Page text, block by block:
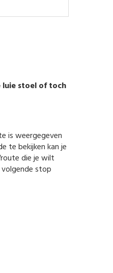
luie stoel of toch
is weergegeven
te bekijken kan je
die je wilt
stop